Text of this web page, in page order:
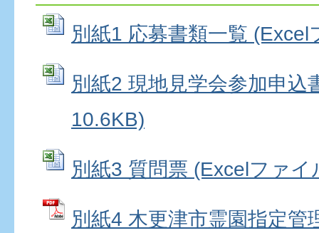
別紙1 応募書類一覧
別紙2 現地見学会参加申込
10.6KB)
別紙3 質問票 (Excelファイ
別紙4 木更津市霊園指定管